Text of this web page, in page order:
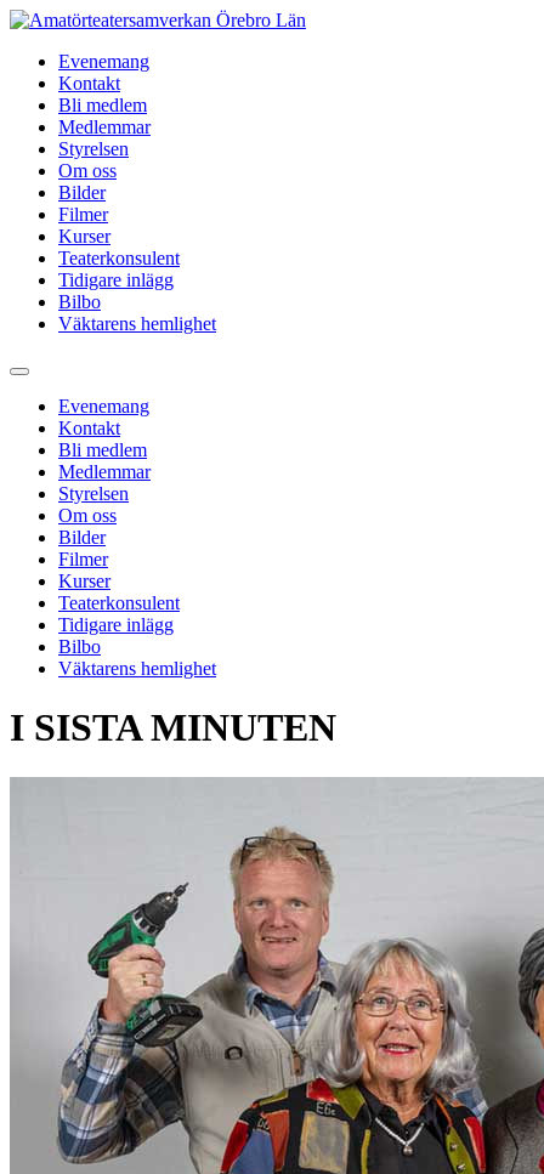
Hoppa
innehållEvenemang
Kontakt
Bli medlem
Medlemmar
Styrelsen
Om oss
Bilder
Filmer
Kurser
Teaterkonsulent
Tidigare inlägg
Bilbo
Väktarens hemlighet
Evenemang
Kontakt
Bli medlem
Medlemmar
Styrelsen
Om oss
Bilder
Filmer
Kurser
Teaterkonsulent
Tidigare inlägg
Bilbo
Väktarens hemlighet
I SISTA MINUTEN